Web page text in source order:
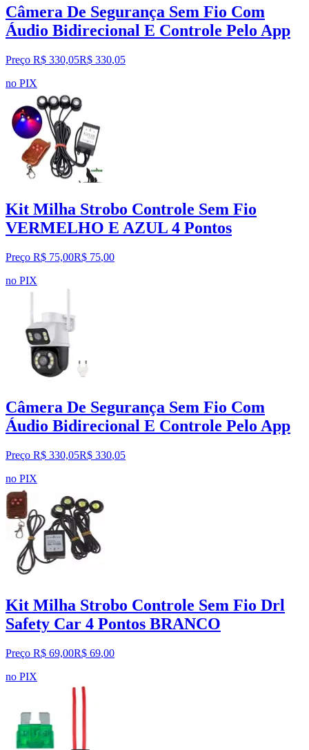
Câmera De Segurança Sem Fio Com
Áudio Bidirecional E Controle Pelo App
Preço R$ 330,05R$ 330,05
no PIX
Kit Milha Strobo Controle Sem Fio
VERMELHO E AZUL 4 Pontos
Preço R$ 75,00R$ 75,00
no PIX
Câmera De Segurança Sem Fio Com
Áudio Bidirecional E Controle Pelo App
Preço R$ 330,05R$ 330,05
no PIX
Kit Milha Strobo Controle Sem Fio Drl
Safety Car 4 Pontos BRANCO
Preço R$ 69,00R$ 69,00
no PIX